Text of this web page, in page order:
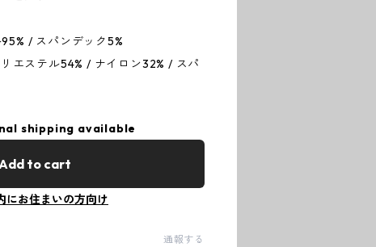
/ スパンデック5%
テル54% / ナイロン32% / スパ
shipping available
Add to cart
にお住まいの方向け
通報する